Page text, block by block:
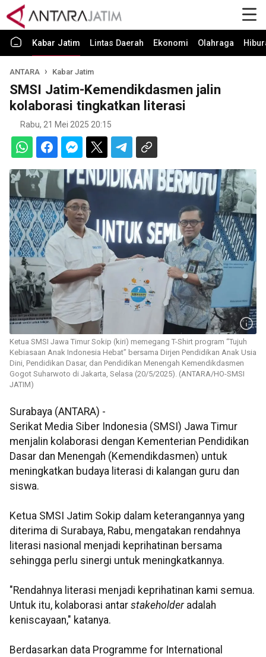
Kabar Jatim Lintas Daerah Ekonomi Olahraga
ANTARA Kabar Jatim
SMSI Jatim-Kemendikdasmen jalin
kolaborasi tingkatkan literasi
Rabu, 21 Mei 2025 20:15
Ketua SMSI Jawa Timur Sokip (kiri) memegang T-Shirt program “Tujuh
Kebiasaan Anak Indonesia Hebat” bersama Dirjen Pendidikan Anak Usia
Dini, Pendidikan Dasar, dan Pendidikan Menengah Kemendikdasmen
Gogot Suharwoto di Jakarta, Selasa (20/5/2025). (ANTARA/HO-SMSI
JATIM)
Surabaya (ANTARA) -
Serikat Media Siber Indonesia (SMSI) Jawa Timur
menjalin kolaborasi dengan Kementerian Pendidikan
Dasar dan Menengah (Kemendikdasmen) untuk
meningkatkan budaya literasi di kalangan guru dan
siswa.
Ketua SMSI Jatim Sokip dalam keterangannya yang
diterima di Surabaya, Rabu, mengatakan rendahnya
literasi nasional menjadi keprihatinan bersama
sehingga perlu sinergi untuk meningkatkannya.
"Rendahnya literasi menjadi keprihatinan kami semua.
Untuk itu, kolaborasi antar stakeholderadalah
keniscayaan," katanya.
Berdasarkan data Programme for International